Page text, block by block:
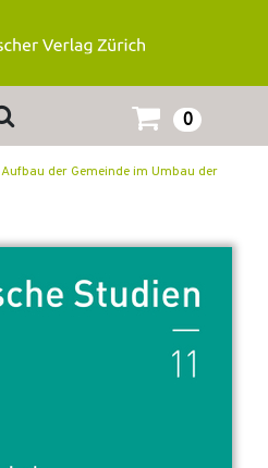
0
Aufbau der Gemeinde im Umbau der